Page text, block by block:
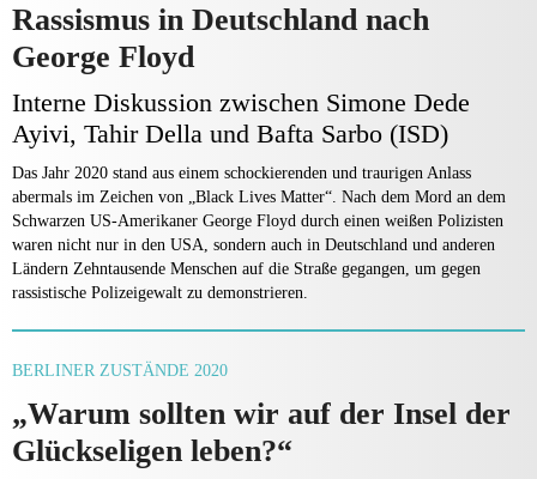
Rassismus in Deutschland nach
George Floyd
Interne Diskussion zwischen Simone Dede
Ayivi, Tahir Della und Bafta Sarbo (ISD)
Das Jahr 2020 stand aus einem schockierenden und traurigen Anlass
abermals im Zeichen von „Black Lives Matter“. Nach dem Mord an dem
Schwarzen US-Amerikaner George Floyd durch einen weißen Polizisten
waren nicht nur in den USA, sondern auch in Deutschland und anderen
Ländern Zehntausende Menschen auf die Straße gegangen, um gegen
rassistische Polizeigewalt zu demonstrieren.
BERLINER ZUSTÄNDE 2020
„Warum sollten wir auf der Insel der
Glückseligen leben?“